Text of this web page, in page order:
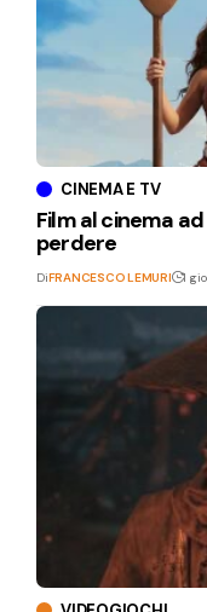
CINEMA E TV
Film al cinema
perdere
DiFRANCESCO LEMURI 1